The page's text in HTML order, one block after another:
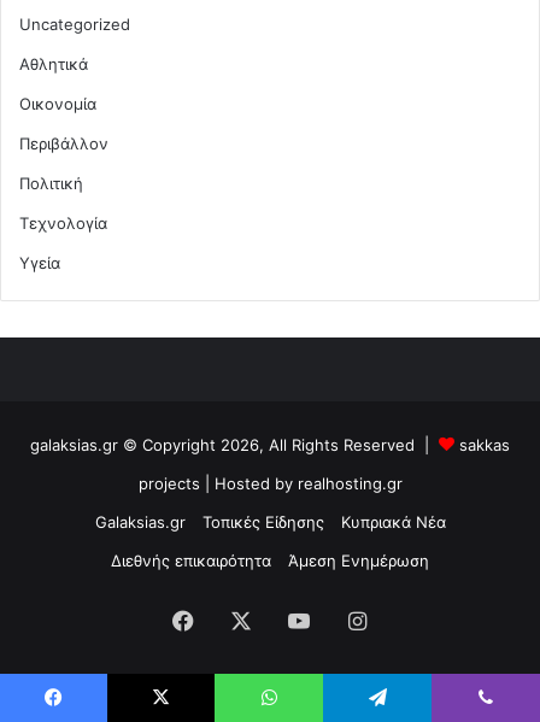
Uncategorized
Αθλητικά
Οικονομία
Περιβάλλον
Πολιτική
Τεχνολογία
Υγεία
galaksias.gr © Copyright 2026, All Rights Reserved |
sakkas
projects | Hosted by realhosting.gr
Galaksias.gr
Τοπικές Είδησης
Κυπριακά Νέα
Διεθνής επικαιρότητα
Άμεση Ενημέρωση
Facebook YouTubeInstagram